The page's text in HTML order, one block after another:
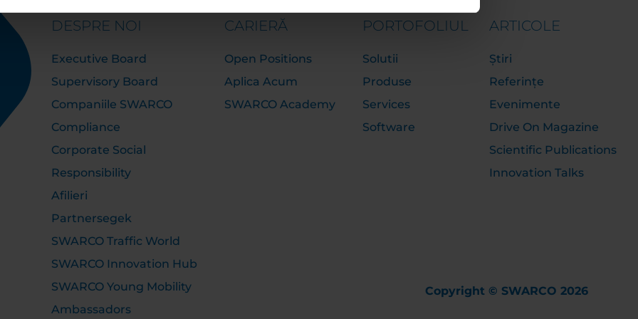
DESPRE NOI
Executive Board
Supervisory Board
Companiile SWARCO
Compliance
Corporate Social
Responsibility
Afilieri
Partnersegek
SWARCO Traffic World
SWARCO Innovation Hub
SWARCO Young Mobility
Ambassadors
CARIERĂ
Open Positions
Aplica Acum
SWARCO Academy
PORTOFOLIUL
Solutii
Produse
Services
Software
ARTICOLE
Știri
Referințe
Evenimente
Drive On Magazine
Scientific Publications
Innovation Talks
Copyright © SWARCO 2026